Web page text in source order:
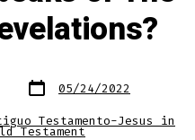
Post
date
05/24/2022
Testamento-Jesus in
Testament